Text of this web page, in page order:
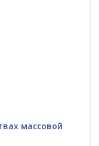
массовой